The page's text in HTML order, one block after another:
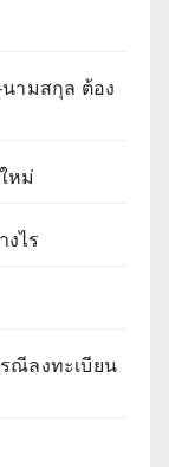
นามสกุล ต้อง
หม่
ไร
ณีลงทะเบียน